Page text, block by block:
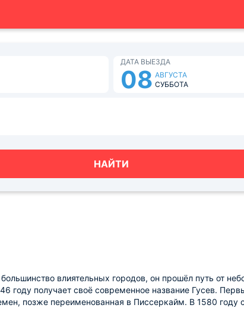
ДАТА ВЫЕЗДА
08 АВГУСТА
СУББОТА
НАЙТИ
влиятельных городов, он прошёл путь от
году получает своё современное название Гусев.
позже переименованная в Писсеркайм. В 1580 году